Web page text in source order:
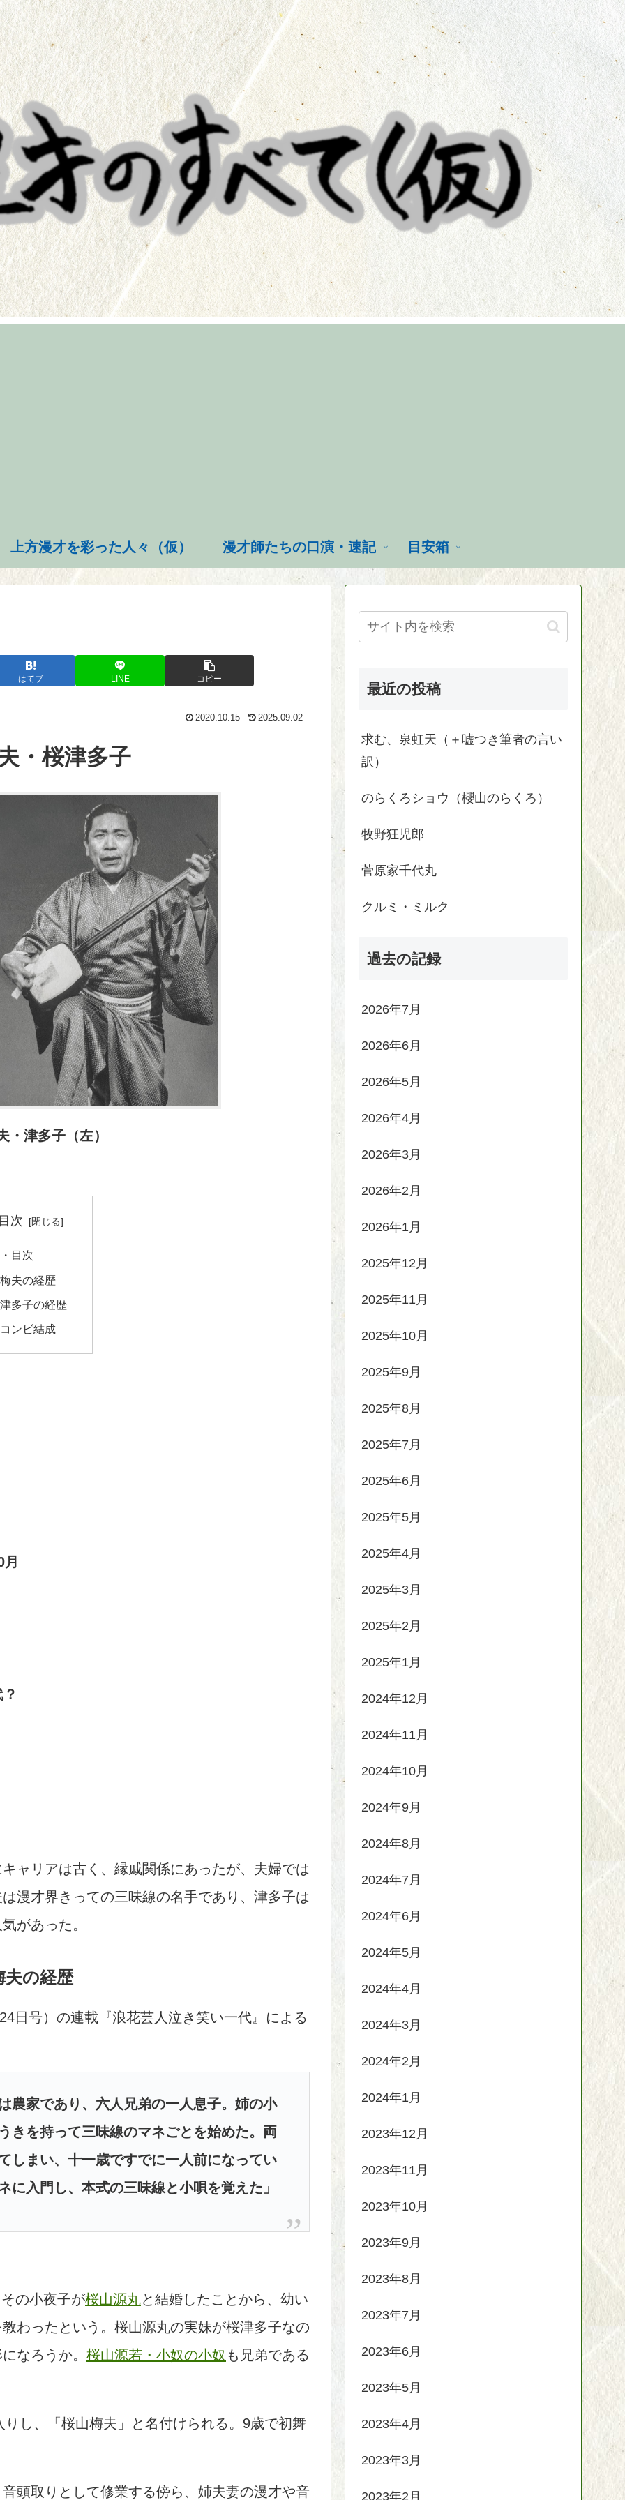
上方漫才を彩った人々（仮） 漫才師たちの口演・速記 目安箱
はてブ LINE コピー
2020.10.15 2025.09.02
・桜津多子
・津多子（左）
次
・目次
梅夫の経歴
津多子の経歴
コンビ結成
リアは古く、縁戚関係にあったが、夫婦では
漫才界きっての三味線の名手であり、津多子は
があった。
夫の経歴
号）の連載『浪花芸人泣き笑い一代』による
農家であり、六人兄弟の一人息子。姉の小
きを持って三味線のマネごとを始めた。両
しまい、十一歳ですでに一人前になってい
に入門し、本式の三味線と小唄を覚えた 」
の小夜子が桜山源丸と結婚したことから、幼い
わったという。桜山源丸の実妹が桜津多子なの
なろうか。 桜山源若・小奴の小奴 も兄弟である
し、「桜山梅夫」と名付けられる。9歳で初舞
頭取りとして修業する傍ら、姉夫妻の漫才や音
最近の投稿
求む、泉虹天（＋嘘つき筆者の言い
訳）
のらくろショウ（櫻山のらくろ）
牧野狂児郎
菅原家千代丸
クルミ・ミルク
過去の記録
2026年7月
2026年6月
2026年5月
2026年4月
2026年3月
2026年2月
2026年1月
2025年12月
2025年11月
2025年10月
2025年9月
2025年8月
2025年7月
2025年6月
2025年5月
2025年4月
2025年3月
2025年2月
2025年1月
2024年12月
2024年11月
2024年10月
2024年9月
2024年8月
2024年7月
2024年6月
2024年5月
2024年4月
2024年3月
2024年2月
2024年1月
2023年12月
2023年11月
2023年10月
2023年9月
2023年8月
2023年7月
2023年6月
2023年5月
2023年4月
2023年3月
2023年2月